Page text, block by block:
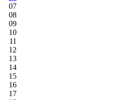
07
08
09
10
11
12
13
14
15
16
17